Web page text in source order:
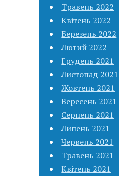
Травень 2022
Квітень 2022
Березень 2022
Лютий 2022
Грудень 2021
Листопад 2021
Жовтень 2021
Вересень 2021
Серпень 2021
Липень 2021
Червень 2021
Травень 2021
Квітень 2021